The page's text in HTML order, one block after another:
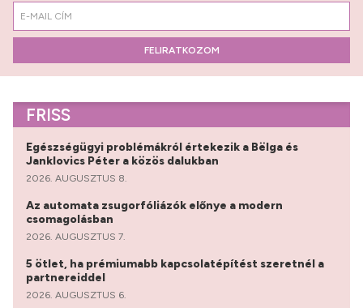
FELIRATKOZOM
FRISS
Egészségügyi problémákról értekezik a Bëlga és
Janklovics Péter a közös dalukban
2026. AUGUSZTUS 8.
Az automata zsugorfóliázók előnye a modern
csomagolásban
2026. AUGUSZTUS 7.
5 ötlet, ha prémiumabb kapcsolatépítést szeretnél a
partnereiddel
2026. AUGUSZTUS 6.